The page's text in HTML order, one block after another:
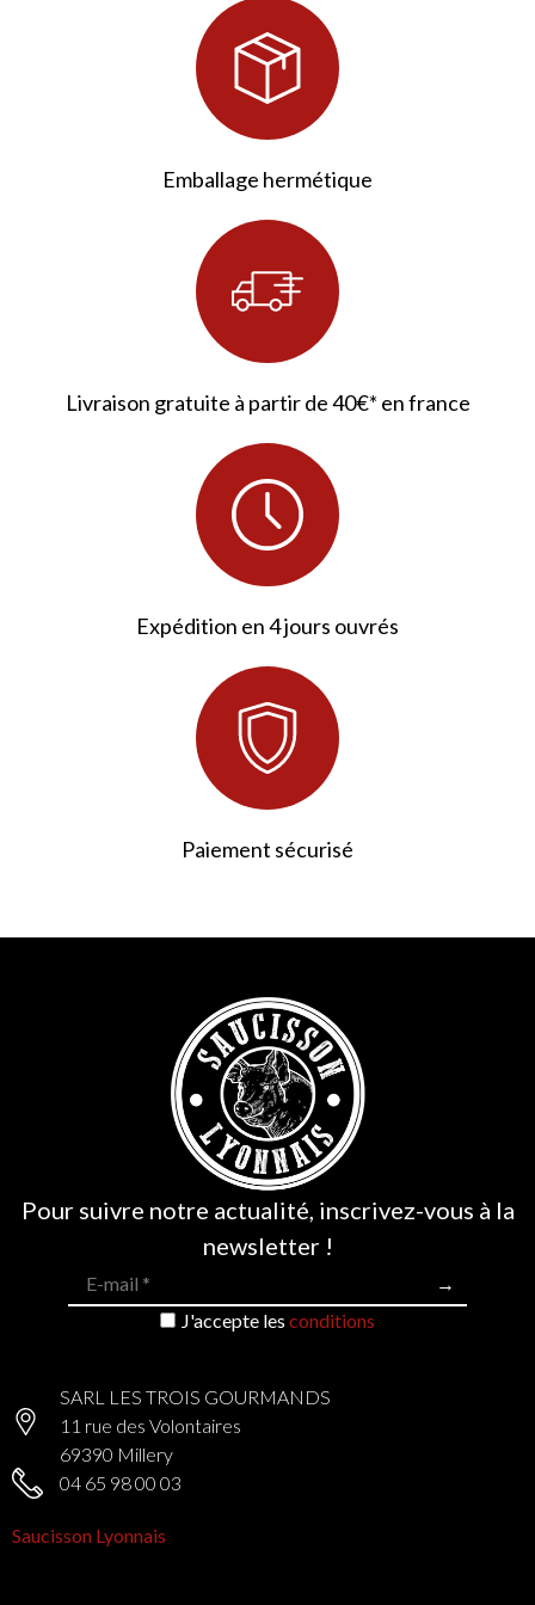
235 avis
Emballage hermétique
Livraison gratuite à partir de 40€* en france
Expédition en 4 jours ouvrés
Paiement sécurisé
Pour suivre notre actualité, inscrivez-vous à la
newsletter !
J'accepte les conditions
SARL LES TROIS GOURMANDS
11 rue des Volontaires
69390 Millery
04 65 98 00 03
Saucisson Lyonnais